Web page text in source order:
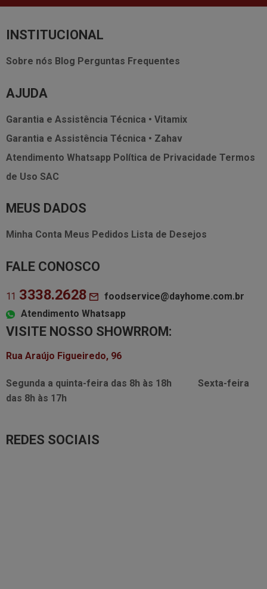
INSTITUCIONAL
Sobre nós Blog Perguntas Frequentes
AJUDA
Garantia e Assistência Técnica • Vitamix
Garantia e Assistência Técnica • Zahav
Atendimento Whatsapp Política de Privacidade Termos
de Uso SAC
MEUS DADOS
Minha Conta Meus Pedidos Lista de Desejos
FALE CONOSCO
11 3338.2628
foodservice@dayhome.com.br
Atendimento Whatsapp
VISITE NOSSO SHOWRROM:
Rua Araújo Figueiredo, 96
Segunda a quinta-feira das 8h às 18h
Sexta-feira
das 8h às 17h
REDES SOCIAIS